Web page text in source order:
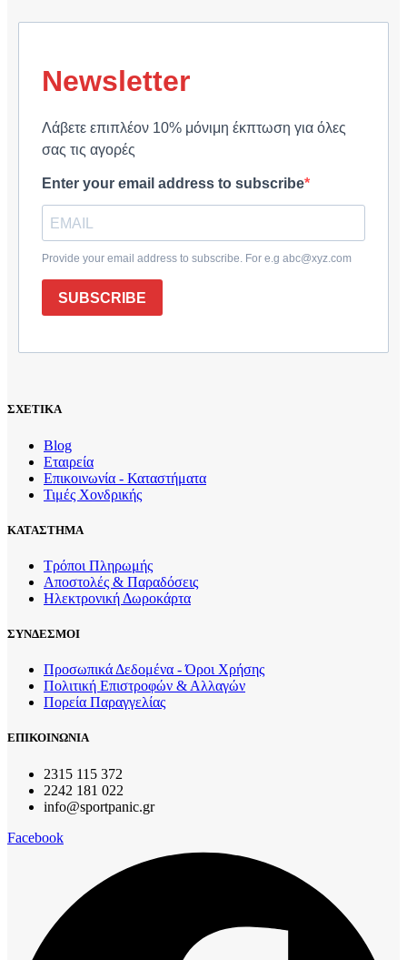
Newsletter
Λάβετε επιπλέον 10% μόνιμη έκπτωση για όλες
σας τις αγορές
Enter your email address to subscribe
Provide your email address to subscribe. For e.g abc@xyz.com
SUBSCRIBE
ΣΧΕΤΙΚΑ
Blog
Εταιρεία
Επικοινωνία - Καταστήματα
Τιμές Χονδρικής
ΚΑΤΑΣΤΗΜΑ
Τρόποι Πληρωμής
Αποστολές & Παραδόσεις
Ηλεκτρονική Δωροκάρτα
ΣΥΝΔΕΣΜΟΙ
Προσωπικά Δεδομένα - Όροι Χρήσης
Πολιτική Επιστροφών & Αλλαγών
Πορεία Παραγγελίας
ΕΠΙΚΟΙΝΩΝΙΑ
2315 115 372
2242 181 022
info@sportpanic.gr
Facebook